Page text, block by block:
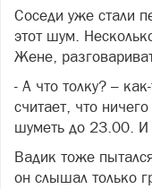
Соседи уже стали
этот шум.
Жене,
- А что толку? –
считает, что
шуметь до 23.00. И
Вадик тоже
он слышал только